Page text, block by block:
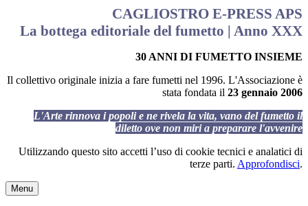
CAGLIOSTRO E-PRESS APS
La bottega editoriale del fumetto | Anno XXX
30 ANNI DI FUMETTO INSIEME
Il collettivo originale inizia a fare fumetti nel 1996. L'Associazione è
stata fondata il 23 gennaio 2006
L'Arte rinnova i popoli e ne rivela la vita, vano del fumetto il
diletto ove non miri a preparare l'avvenire
Utilizzando questo sito accetti l’uso di cookie tecnici e analatici di
terze parti. Approfondisci.
Menu